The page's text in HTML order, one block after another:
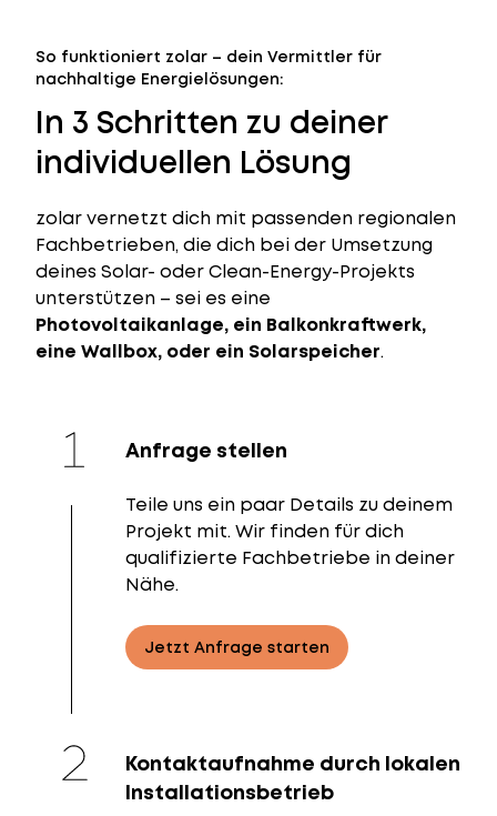
So funktioniert zolar – dein Vermittler für
nachhaltige Energielösungen:
In 3 Schritten zu deiner
individuellen Lösung
zolar vernetzt dich mit passenden regionalen
Fachbetrieben, die dich bei der Umsetzung
deines Solar- oder Clean-Energy-Projekts
unterstützen – sei es eine
Photovoltaikanlage, ein Balkonkraftwerk,
eine Wallbox, oder ein Solarspeicher.
Anfrage stellen
Teile uns ein paar Details zu deinem
Projekt mit. Wir finden für dich
qualifizierte Fachbetriebe in deiner
Nähe.
Jetzt Anfrage starten
Kontaktaufnahme durch lokalen
Installationsbetrieb